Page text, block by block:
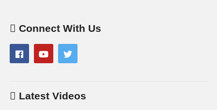
Connect With Us
Latest Videos